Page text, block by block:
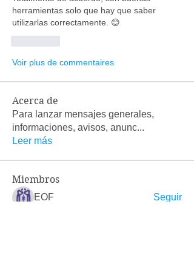
herramientas solo que hay que saber
utilizarlas correctamente. 😊
Voir plus de commentaires
Acerca de
Para lanzar mensajes generales,
informaciones, avisos, anunc...
Leer más
Miembros
EOF Seguir